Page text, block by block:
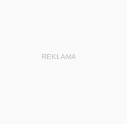
REKLAMA